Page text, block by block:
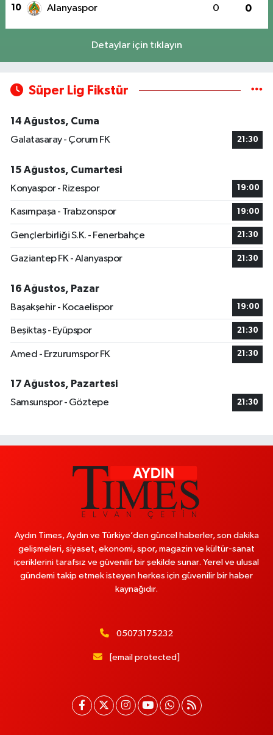
10 Alanyaspor 0 0
Detaylar için tıklayın
Süper Lig Fikstür
14 Ağustos, Cuma
Galatasaray - Çorum FK
21:30
15 Ağustos, Cumartesi
Konyaspor - Rizespor
19:00
Kasımpaşa - Trabzonspor 19:00
Gençlerbirliği S.K. - Fenerbahçe 21:30
Gaziantep FK - Alanyaspor 21:30
16 Ağustos, Pazar
Başakşehir - Kocaelispor
19:00
Beşiktaş - Eyüpspor 21:30
Amed - Erzurumspor FK 21:30
17 Ağustos, Pazartesi
Samsunspor - Göztepe
21:30
Aydın Times, Aydın ve Türkiye’den güncel haberler, son dakika
gelişmeleri, siyaset, ekonomi, spor, magazin ve kültür-sanat
içeriklerini tarafsız ve güvenilir bir şekilde sunar. Yerel ve ulusal
gündemi takip etmek isteyen herkes için güvenilir bir haber
kaynağıdır.
05073175232
[email protected]